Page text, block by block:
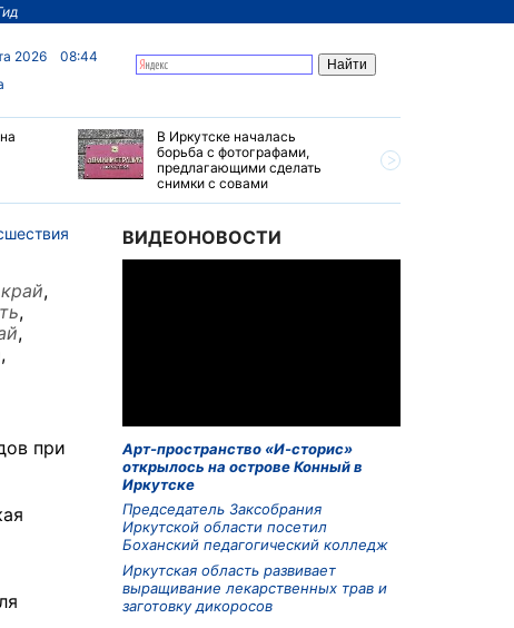
2026
08:44
В Иркутске началась
борьба с фотографами,
предлагающими сделать
снимки с совами
,
,
,
,
при
ВИДЕОНОВОСТИ
Арт-пространство «И-сторис»
открылось на острове Конный в
Иркутске
Председатель Заксобрания
Иркутской области посетил
Боханский педагогический колледж
Иркутская область развивает
выращивание лекарственных трав и
заготовку дикоросов